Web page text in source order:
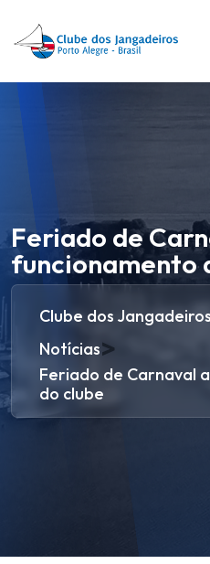
Feriado de
funcionamento
Clube dos Jangadeiros
Notícias>
Feriado de Carnaval
do clube